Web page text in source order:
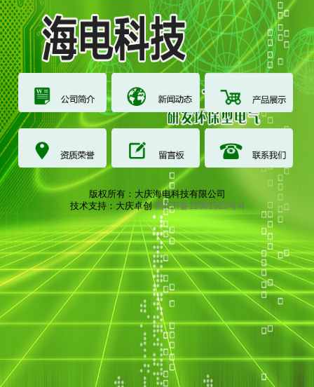
版权所有：大庆海电科技有限公司
技术支持：大庆卓创 黑ICP备12001523号-4